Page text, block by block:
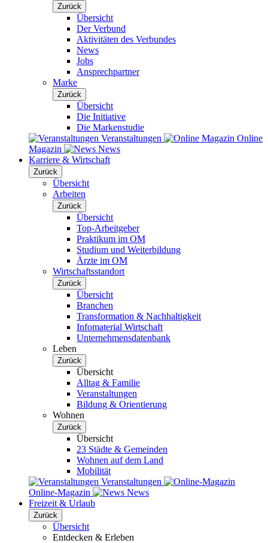
Zurück
Übersicht
Der Verbund
Aktivitäten des Verbundes
News
Jobs
Ansprechpartner
Marke
Zurück
Übersicht
Die Initiative
Die Markenstudie
Veranstaltungen
Online
Magazin
News
Karriere & Wirtschaft
Zurück
Übersicht
Arbeiten
Zurück
Übersicht
Top-Arbeitgeber
Praktikum im OM
Studium und Weiterbildung
Ärzte im OM
Wirtschaftsstandort
Zurück
Übersicht
Branchen
Transformation & Nachhaltigkeit
Infomaterial Wirtschaft
Unternehmensdatenbank
Leben
Zurück
Übersicht
Alltag & Familie
Veranstaltungen
Bildung & Orientierung
Wohnen
Zurück
Übersicht
23 Städte & Gemeinden
Wohnen auf dem Land
Mobilität
Veranstaltungen
Online-Magazin
News
Freizeit & Urlaub
Zurück
Übersicht
Entdecken & Erleben